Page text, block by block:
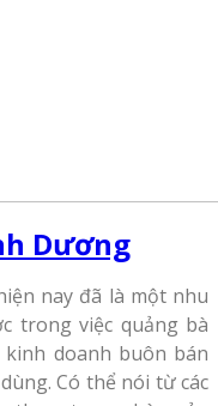
Dương
nay đã là một nhu
trong việc quảng bà
kinh doanh buôn bán
Có thể nói từ các